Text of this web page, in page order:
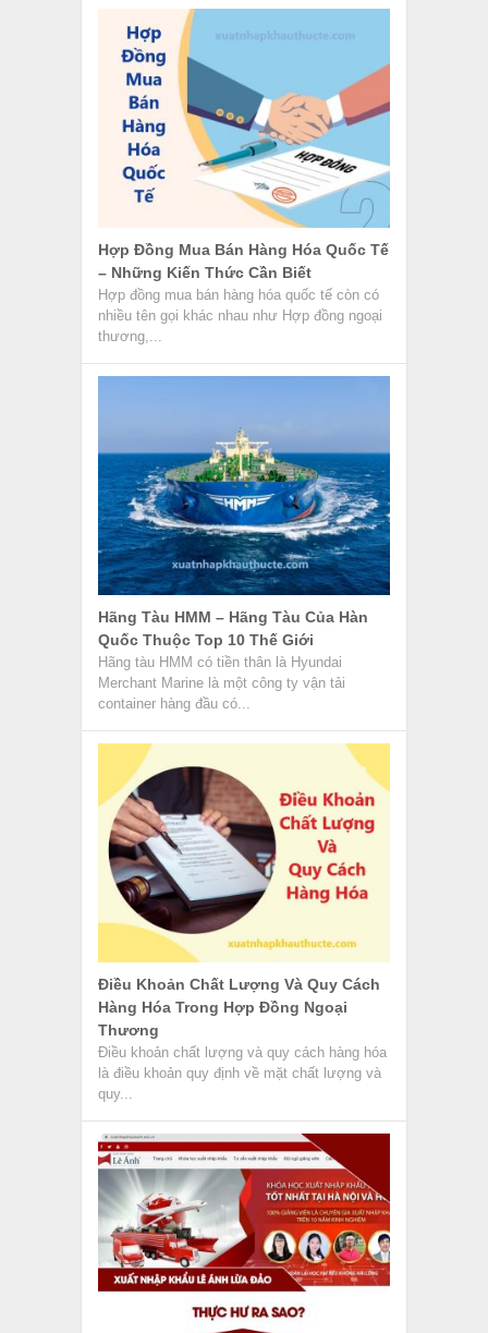
Hợp Đồng Mua Bán Hàng Hóa Quốc Tế
– Những Kiến Thức Cần Biết
Hợp đồng mua bán hàng hóa quốc tế còn có
nhiều tên gọi khác nhau như Hợp đồng ngoại
thương,...
Hãng Tàu HMM – Hãng Tàu Của Hàn
Quốc Thuộc Top 10 Thế Giới
Hãng tàu HMM có tiền thân là Hyundai
Merchant Marine là một công ty vận tải
container hàng đầu có...
Điều Khoản Chất Lượng Và Quy Cách
Hàng Hóa Trong Hợp Đồng Ngoại
Thương
Điều khoản chất lượng và quy cách hàng hóa
là điều khoản quy định về mặt chất lượng và
quy...